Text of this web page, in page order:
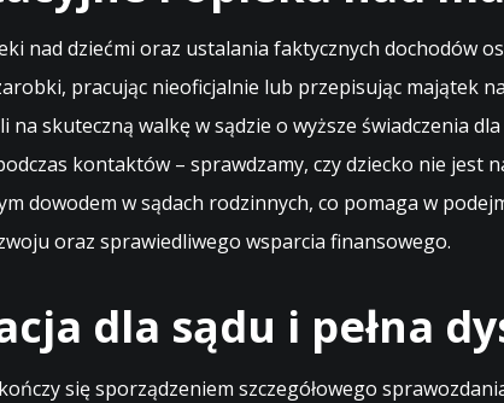
nad dziećmi oraz ustalania faktycznych dochodów
pracując nieoficjalnie lub przepisując majątek
skuteczną walkę w sądzie o wyższe świadczenia
kontaktów – sprawdzamy, czy dziecko nie jest
dowodem w sądach rodzinnych, co pomaga w
oraz sprawiedliwego wsparcia finansowego.
dla sądu i pełna
się sporządzeniem szczegółowego